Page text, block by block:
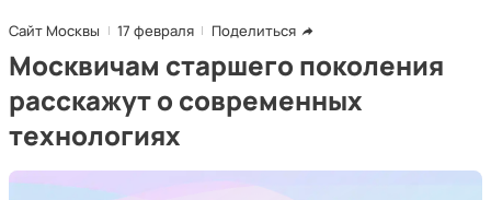
Сайт Москвы 17 февраля Поделиться
Москвичам старшего поколения
расскажут о современных
технологиях